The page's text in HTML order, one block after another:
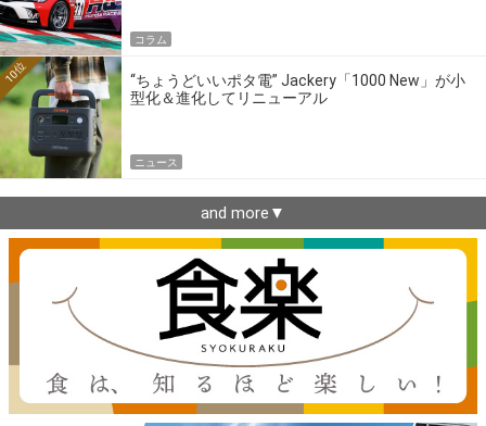
コラム
“ちょうどいいポタ電” Jackery「1000 New」が小
型化＆進化してリニューアル
10位
ニュース
and more▼